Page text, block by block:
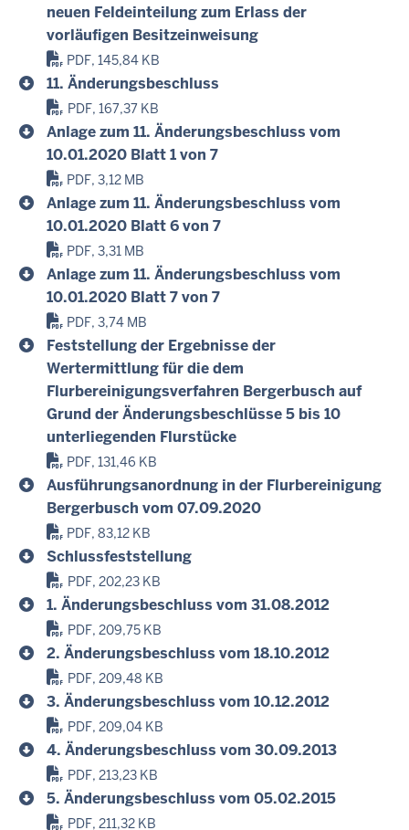
neuen Feldeinteilung zum Erlass der
vorläufigen Besitzeinweisung
PDF, 145,84 KB
11. Änderungsbeschluss
PDF, 167,37 KB
Anlage zum 11. Änderungsbeschluss vom
10.01.2020 Blatt 1 von 7
PDF, 3,12 MB
Anlage zum 11. Änderungsbeschluss vom
10.01.2020 Blatt 6 von 7
PDF, 3,31 MB
Anlage zum 11. Änderungsbeschluss vom
10.01.2020 Blatt 7 von 7
PDF, 3,74 MB
Feststellung der Ergebnisse der
Wertermittlung für die dem
Flurbereinigungsverfahren Bergerbusch auf
Grund der Änderungsbeschlüsse 5 bis 10
unterliegenden Flurstücke
PDF, 131,46 KB
Ausführungsanordnung in der Flurbereinigung
Bergerbusch vom 07.09.2020
PDF, 83,12 KB
Schlussfeststellung
PDF, 202,23 KB
1. Änderungsbeschluss vom 31.08.2012
PDF, 209,75 KB
2. Änderungsbeschluss vom 18.10.2012
PDF, 209,48 KB
3. Änderungsbeschluss vom 10.12.2012
PDF, 209,04 KB
4. Änderungsbeschluss vom 30.09.2013
PDF, 213,23 KB
5. Änderungsbeschluss vom 05.02.2015
PDF, 211,32 KB